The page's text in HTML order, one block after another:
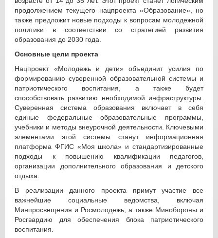
продолжением текущего нацпроекта «Образование», но
также предложит новые подходы к вопросам молодежной
политики в соответствии со стратегией развития
образования до 2030 года.
Основные цели проекта
Нацпроект «Молодежь и дети» объединит усилия по
формированию суверенной образовательной системы и
патриотического воспитания, а также будет
способствовать развитию необходимой инфраструктуры.
Суверенная система образования включает в себя
единые федеральные образовательные программы,
учебники и методы внеурочной деятельности. Ключевыми
элементами этой системы станут информационная
платформа ФГИС «Моя школа» и стандартизированные
подходы к повышению квалификации педагогов,
организации дополнительного образования и детского
отдыха.
В реализации данного проекта примут участие все
важнейшие социальные ведомства, включая
Минпросвещения и Росмолодежь, а также Минобороны и
Росгвардию для обеспечения блока патриотического
воспитания.